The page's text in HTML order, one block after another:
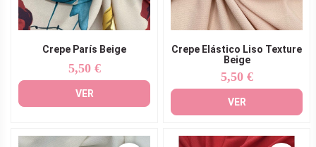
Crepe París Beige
Precio
5,50 €
VER
Crepe Elástico Liso Texture
Beige
Precio
5,50 €
VER